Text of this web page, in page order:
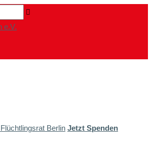
Berlin Jetzt Spenden